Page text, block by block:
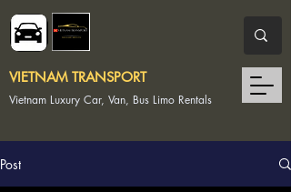
Vietnam Luxury Car, Van, Bus Limo Rentals
VIETNAM TRANSPORT
Post